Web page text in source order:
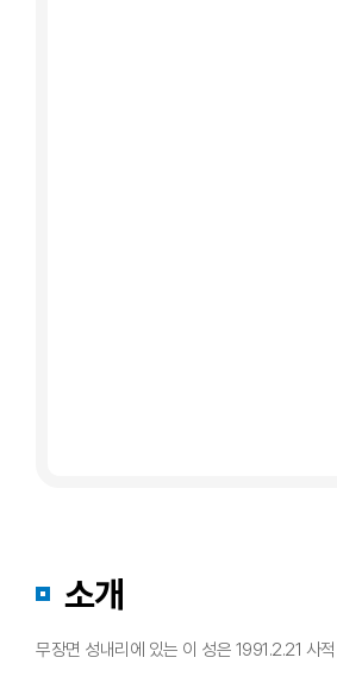
소개
무장면 성내리에 있는 이 성은 1991.2.21 사